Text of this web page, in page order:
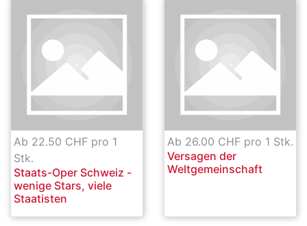
Ab 22.50 CHF pro 1
Stk.
Staats-Oper Schweiz -
wenige Stars, viele
Staatisten
Ab 26.00 CHF pro 1 Stk.
Versagen der
Weltgemeinschaft